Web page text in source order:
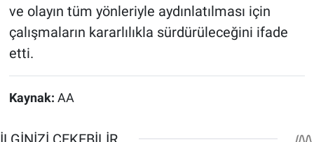
ve olayın tüm yönleriyle aydınlatılması için
çalışmaların kararlılıkla sürdürüleceğini ifade
etti.
Kaynak: AA